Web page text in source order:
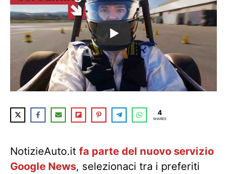
4
SHARES
NotizieAuto.it fa parte del nuovo servizio
Google News, selezionaci tra i preferiti